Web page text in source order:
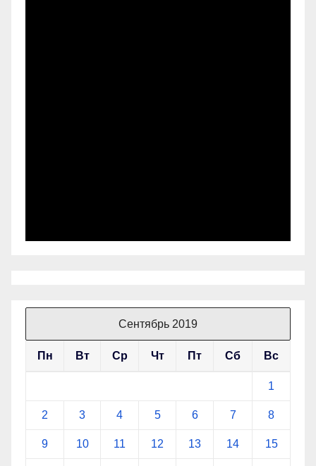
Сентябрь 2019
Пн Вт Ср Чт Пт Сб Вс
1
2 3 4 5 6 7 8
9 10 11 12 13 14 15